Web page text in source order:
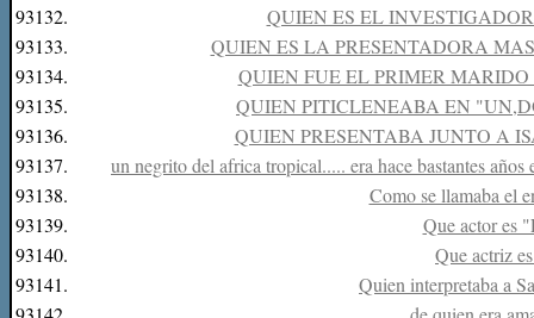
93132.
QUIEN ES EL
93133.
QUIEN ES LA PRESENTADORA
93134.
QUIEN FUE EL PRIMER
93135.
QUIEN PITICLENEABA EN
93136.
QUIEN PRESENTABA JUNTO A
93137.
un negrito del africa tropical..... era hace bastantes
93138.
Como se llamaba el
93139.
Que actor es
93140.
Que actriz
93141.
Quien interpretaba a